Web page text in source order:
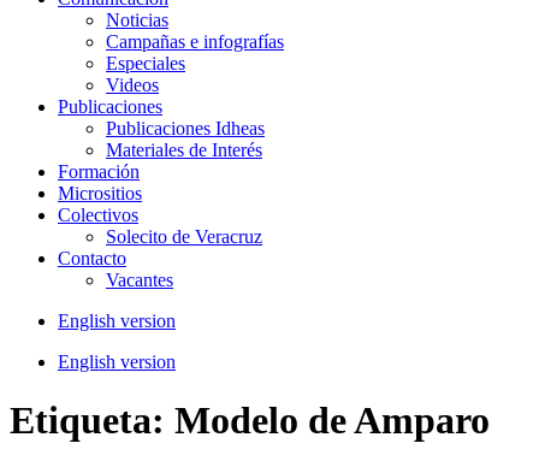
Noticias
Campañas e infografías
Especiales
Videos
Publicaciones
Publicaciones Idheas
Materiales de Interés
Formación
Micrositios
Colectivos
Solecito de Veracruz
Contacto
Vacantes
English version
English version
Etiqueta: Modelo de Amparo